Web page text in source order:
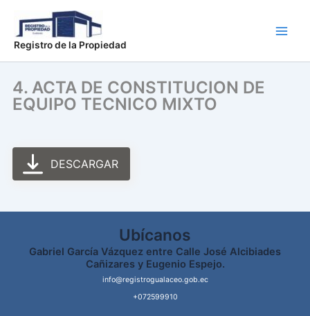
contenido
Registro de la Propiedad
4. ACTA DE CONSTITUCION DE
EQUIPO TECNICO MIXTO
DESCARGAR
Ubícanos
Gabriel García Vázquez entre Calle José Alcibiades
Cañizares y Eugenio Espejo.
info@registrogualaceo.gob.ec
+072599910